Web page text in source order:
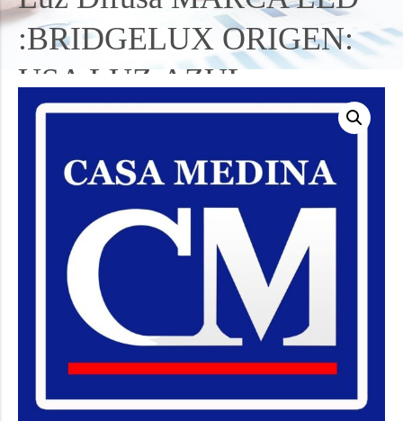
:BRIDGELUX ORIGEN:
USA LUZ:AZUL